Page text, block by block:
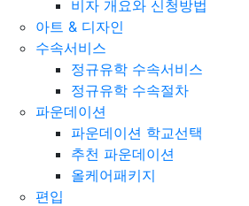
비자 개요와 신청방법
아트 & 디자인
수속서비스
정규유학 수속서비스
정규유학 수속절차
파운데이션
파운데이션 학교선택
추천 파운데이션
올케어패키지
편입